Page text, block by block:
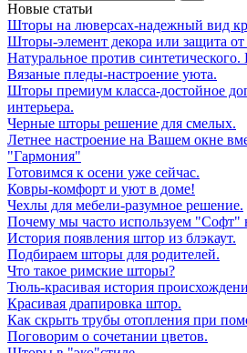
Новые статьи
Шторы на люверсах-надежный вид
Шторы-элемент декора или защита от
Натуральное против
Вязаные пледы-настроение уюта.
Шторы премиум класса-достойное
интерьера.
Черные шторы решение для смелых.
Летнее настроение на Вашем окне
"Гармония"
Готовимся к осени уже сейчас.
Ковры-комфорт и уют в доме!
Чехлы для мебели-разумное решение.
Почему мы часто используем "Софт"
История появления штор из блэкаут.
Подбираем шторы для родителей.
Что такое римские шторы?
Тюль-красивая история
Красивая драпировка штор.
Как скрыть трубы отопления при
Поговорим о сочетании цветов.